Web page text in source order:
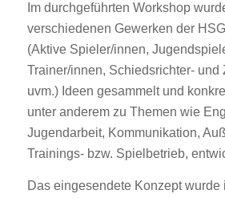
Im durchgeführten Workshop
verschiedenen Gewerken der
(Aktive Spieler/innen,
Trainer/innen, Schiedsrichter- und
uvm.) Ideen gesammelt und
unter anderem zu Themen wie
Jugendarbeit, Kommunikation,
Trainings- bzw. Spielbetrieb,
Das eingesendete Konzept wurde